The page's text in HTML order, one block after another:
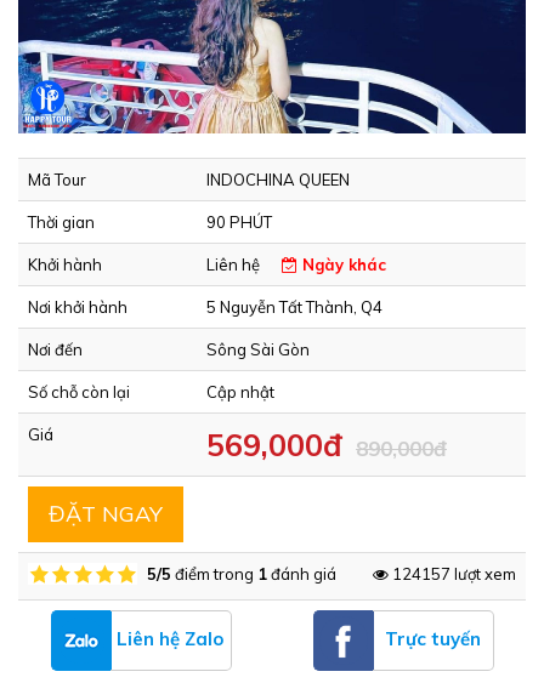
Mã Tour INDOCHINA QUEEN
Thời gian 90 PHÚT
Khởi hành Liên hệ Ngày khác
Nơi khởi hành 5 Nguyễn Tất Thành, Q4
Nơi đến Sông Sài Gòn
Số chỗ còn lại Cập nhật
Giá 569,000đ 890,000đ
ĐẶT NGAY
5/5 điểm trong 1đánh giá 124157 lượt xem
Liên hệ Zalo Trực tuyến